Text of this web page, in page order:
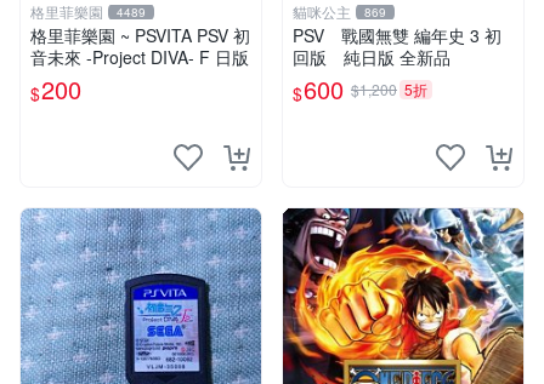
格里菲樂園 4489
格里菲樂園 ~ PSVITA PSV 初
音未來 -Project DIVA- F 日版
$200
貓咪公主 869
PSV 戰國無雙 編年史 3 初
回版 純日版 全新品
$600 $1,200 5折